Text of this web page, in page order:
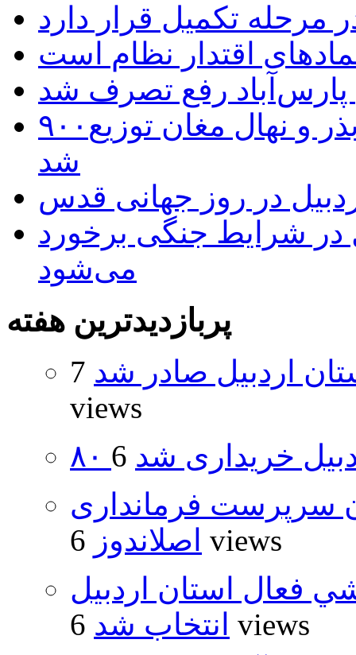
مرحله تکمیل قرار دارد
اقتدار نظام است
پارس‌آباد رفع تصرف شد
۹۰۰هزار اصله نهال توسط ایستگاه بذر و نهال مغان توزیع
شد
در روز جهانی قدس
در شرایط جنگی برخورد
می‌شود
پربازدیدترین هفته
اردبیل صادر شد 7
views
خریداری شد
سرپرست فرمانداری
اصلاندوز 6 views
فعال استان اردبيل
انتخاب شد 6 views